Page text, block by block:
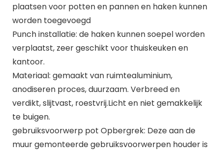
plaatsen voor potten en pannen en haken kunnen
worden toegevoegd
Punch installatie: de haken kunnen soepel worden
verplaatst, zeer geschikt voor thuiskeuken en
kantoor.
Materiaal: gemaakt van ruimtealuminium,
anodiseren proces, duurzaam. Verbreed en
verdikt, slijtvast, roestvrij.Licht en niet gemakkelijk
te buigen.
gebruiksvoorwerp pot Opbergrek: Deze aan de
muur gemonteerde gebruiksvoorwerpen houder is